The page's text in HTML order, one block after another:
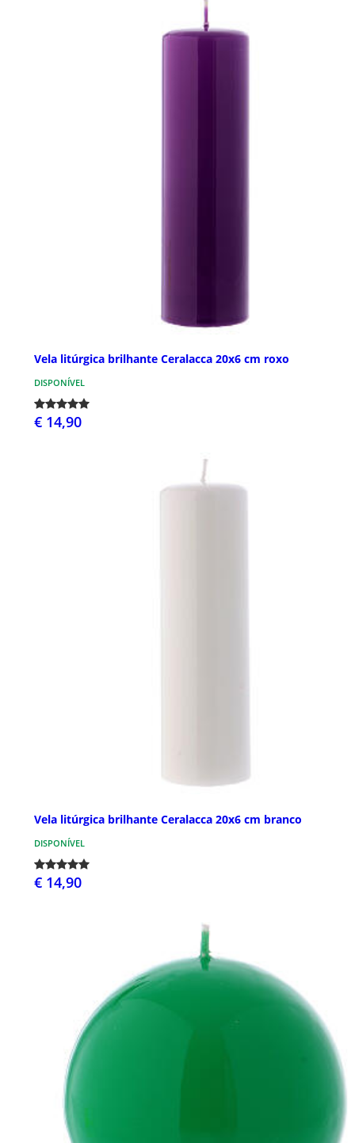
Vela litúrgica brilhante Ceralacca 20x6 cm roxo
DISPONÍVEL
€ 14,90
Vela litúrgica brilhante Ceralacca 20x6 cm branco
DISPONÍVEL
€ 14,90